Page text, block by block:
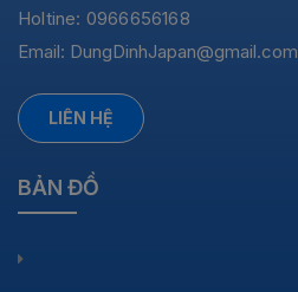
Holtine: 0966656168
Email: DungDinhJapan@gmail.com
LIÊN HỆ
BẢN ĐỒ